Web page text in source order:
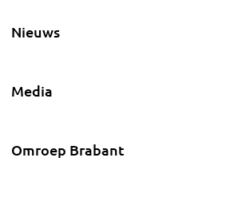
Nieuws
Media
Omroep Brabant